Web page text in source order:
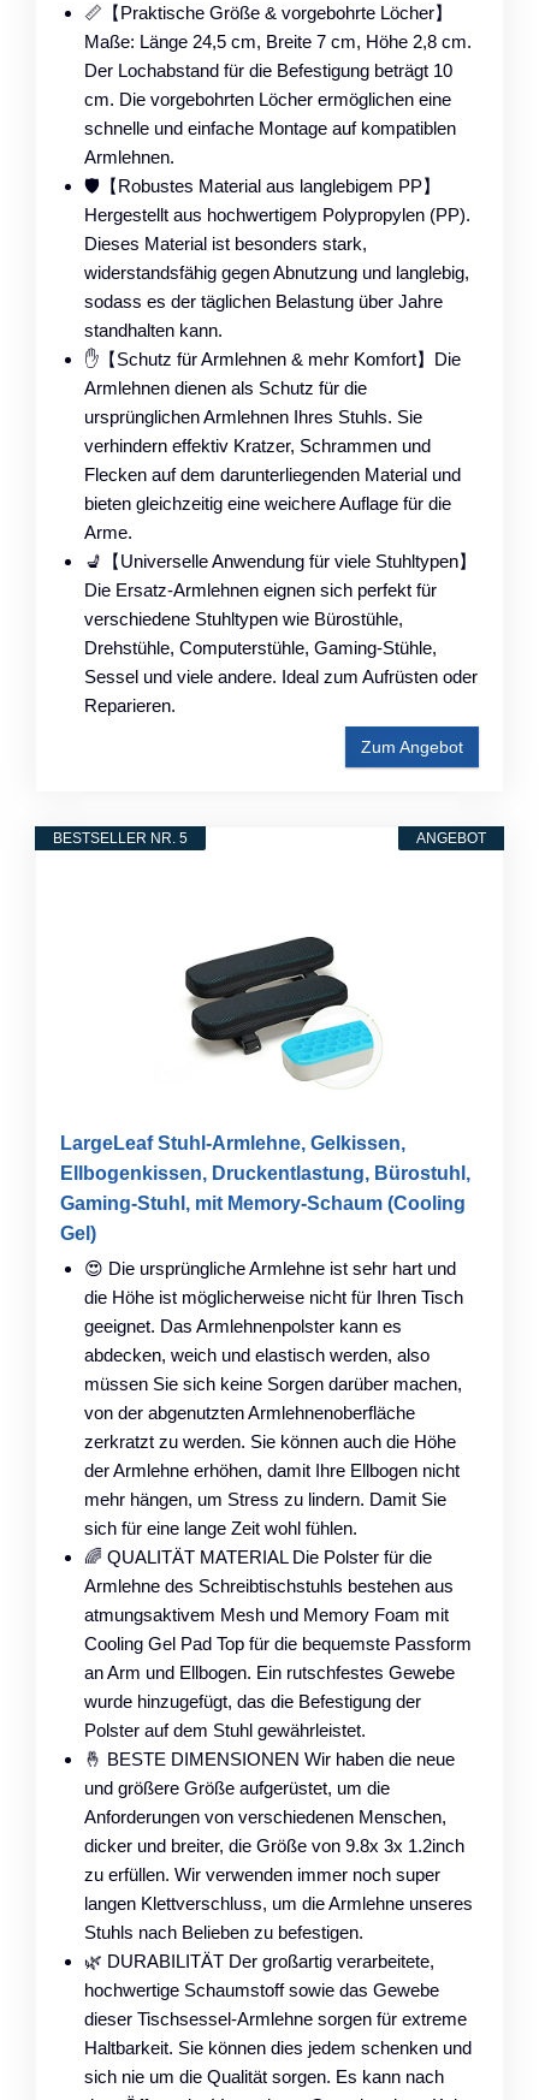
📏【Praktische Größe & vorgebohrte Löcher】​
Maße: Länge 24,5 cm, Breite 7 cm, Höhe 2,8 cm.
Der Lochabstand für die Befestigung beträgt 10
cm. Die vorgebohrten Löcher ermöglichen eine
schnelle und einfache Montage auf kompatiblen
Armlehnen.
🛡️【Robustes Material aus langlebigem PP】​
Hergestellt aus hochwertigem Polypropylen (PP).
Dieses Material ist besonders stark,
widerstandsfähig gegen Abnutzung und langlebig,
sodass es der täglichen Belastung über Jahre
standhalten kann.
✋【Schutz für Armlehnen & mehr Komfort】​​Die
Armlehnen dienen als Schutz für die
ursprünglichen Armlehnen Ihres Stuhls. Sie
verhindern effektiv Kratzer, Schrammen und
Flecken auf dem darunterliegenden Material und
bieten gleichzeitig eine weichere Auflage für die
Arme.
💺【Universelle Anwendung für viele Stuhltypen】
Die Ersatz-Armlehnen eignen sich perfekt für
verschiedene Stuhltypen wie Bürostühle,
Drehstühle, Computerstühle, Gaming-Stühle,
Sessel und viele andere. Ideal zum Aufrüsten oder
Reparieren.
Zum Angebot
ANGEBOT
BESTSELLER NR. 5
LargeLeaf Stuhl-Armlehne, Gelkissen,
Ellbogenkissen, Druckentlastung, Bürostuhl,
Gaming-Stuhl, mit Memory-Schaum (Cooling
Gel)
😍 Die ursprüngliche Armlehne ist sehr hart und
die Höhe ist möglicherweise nicht für Ihren Tisch
geeignet. Das Armlehnenpolster kann es
abdecken, weich und elastisch werden, also
müssen Sie sich keine Sorgen darüber machen,
von der abgenutzten Armlehnenoberfläche
zerkratzt zu werden. Sie können auch die Höhe
der Armlehne erhöhen, damit Ihre Ellbogen nicht
mehr hängen, um Stress zu lindern. Damit Sie
sich für eine lange Zeit wohl fühlen.
🌈 QUALITÄT MATERIAL Die Polster für die
Armlehne des Schreibtischstuhls bestehen aus
atmungsaktivem Mesh und Memory Foam mit
Cooling Gel Pad Top für die bequemste Passform
an Arm und Ellbogen. Ein rutschfestes Gewebe
wurde hinzugefügt, das die Befestigung der
Polster auf dem Stuhl gewährleistet.
🤞 BESTE DIMENSIONEN Wir haben die neue
und größere Größe aufgerüstet, um die
Anforderungen von verschiedenen Menschen,
dicker und breiter, die Größe von 9.8x 3x 1.2inch
zu erfüllen. Wir verwenden immer noch super
langen Klettverschluss, um die Armlehne unseres
Stuhls nach Belieben zu befestigen.
🌿 DURABILITÄT Der großartig verarbeitete,
hochwertige Schaumstoff sowie das Gewebe
dieser Tischsessel-Armlehne sorgen für extreme
Haltbarkeit. Sie können dies jedem schenken und
sich nie um die Qualität sorgen. Es kann nach